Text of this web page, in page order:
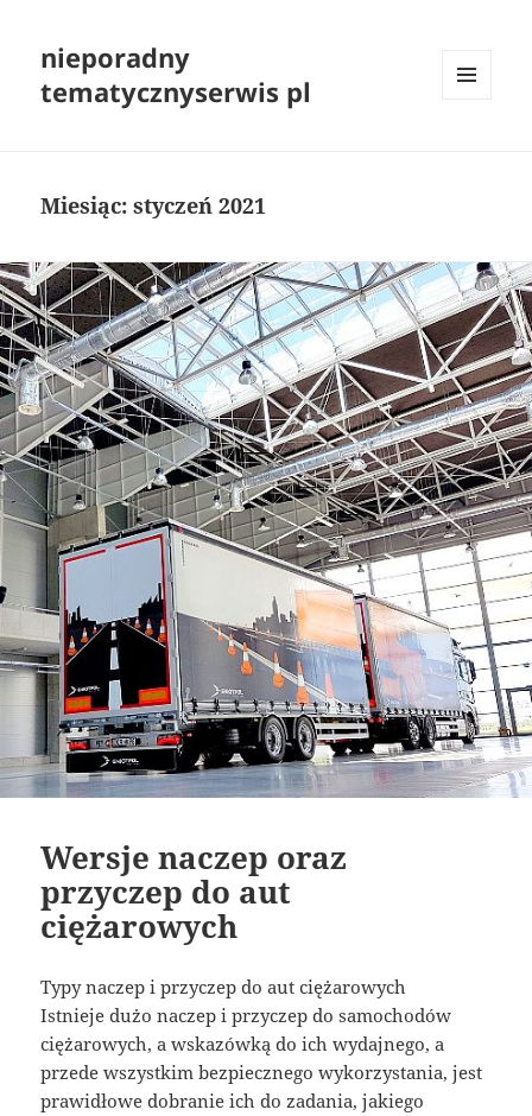
nieporadny
tematycznyserwis pl
Miesiąc:styczeń 2021
Wersje naczep oraz
przyczep do aut
ciężarowych
Typy naczep i przyczep do aut ciężarowych
Istnieje dużo naczep i przyczep do samochodów
ciężarowych, a wskazówką do ich wydajnego, a
przede wszystkim bezpiecznego wykorzystania, jest
prawidłowe dobranie ich do zadania, jakiego